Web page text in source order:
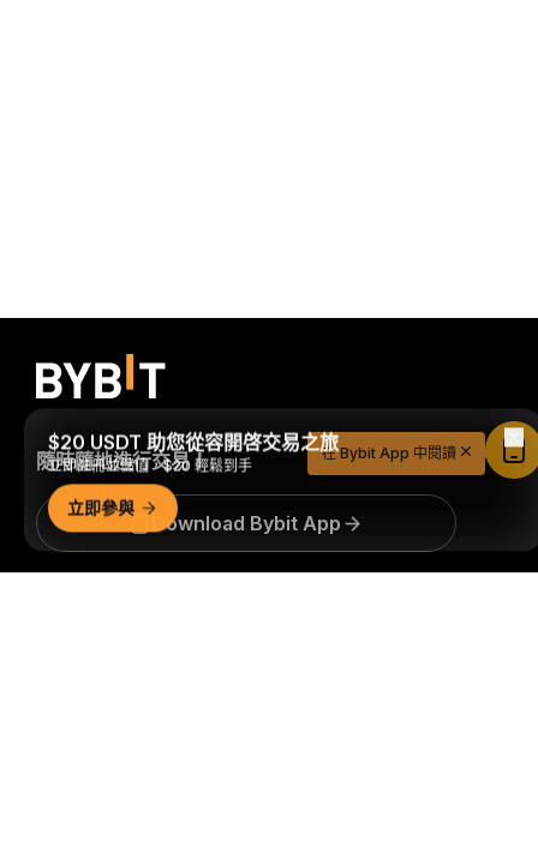
隨時隨地進行交易！
Download Bybit App
$20 USDT 助您從容開啓交易之旅
立即註冊並儲值，$20 輕鬆到手
立即參與
在 Bybit App 中閱讀